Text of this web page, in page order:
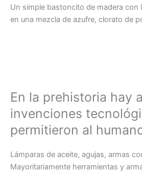
Un simple bastoncito de madera con
en una mezcla de azufre, clorato de
En la prehistoria hay
invenciones
permitieron al
Lámparas de aceite, agujas, armas
Mayoritariamente herramientas y